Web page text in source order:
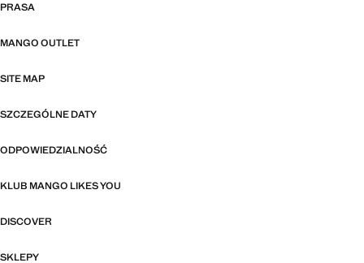
PRASA
MANGO OUTLET
SITE MAP
SZCZEGÓLNE DATY
ODPOWIEDZIALNOŚĆ
KLUB MANGO LIKES YOU
DISCOVER
SKLEPY